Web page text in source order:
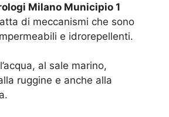
Milano Municipio 1
di meccanismi che sono
e idrorepellenti.
al sale marino,
ruggine e anche alla